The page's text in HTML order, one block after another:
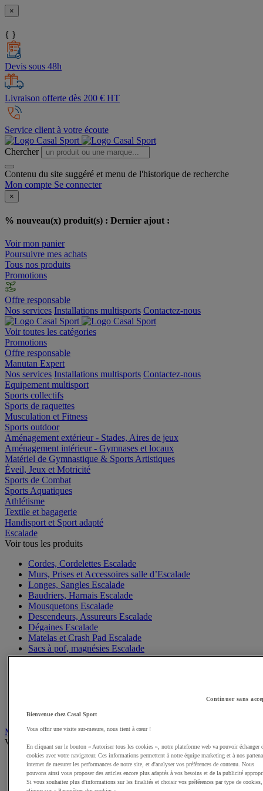
×
{ }
Devis sous 48h
Livraison offerte dès 200 € HT
Service client à votre écoute
Chercher
Contenu du site suggéré et menu de l'historique de recherche
Mon compte Se connecter
×
% nouveau(x) produit(s) : Dernier ajout :
Voir mon panier
Poursuivre mes achats
Tous nos produits
Promotions
Offre responsable
Nos services Installations multisports Contactez-nous
Voir toutes les catégories
Promotions
Offre responsable
Manutan Expert
Nos services Installations multisports Contactez-nous
Equipement multisport
Sports collectifs
Sports de raquettes
Musculation et Fitness
Sports outdoor
Aménagement extérieur - Stades, Aires de jeux
Aménagement intérieur - Gymnases et locaux
Matériel de Gymnastique & Sports Artistiques
Éveil, Jeux et Motricité
Sports de Combat
Sports Aquatiques
Athlétisme
Textile et bagagerie
Handisport et Sport adapté
Escalade
Voir tous les produits
Cordes, Cordelettes Escalade
Murs, Prises et Accessoires salle d’Escalade
Longes, Sangles Escalade
Baudriers, Harnais Escalade
Mousquetons Escalade
Descendeurs, Assureurs Escalade
Dégaines Escalade
Matelas et Crash Pad Escalade
Sacs à pof, magnésies Escalade
Casques Escalade
Sacs Escalade
Mobilité Urbaine
Voir tous les produits
Skateboards, rollers
Vélos
Casques Vélo
Continuer sans
Bienvenue chez Casal Sport
Vous offrir une visite sur-mesure, nous tient à cœur !
En cliquant sur le bouton « Autoriser tous les cookies », notre plateforme web va pouvoir échanger
cookies avec votre navigateur. Ces informations permettent à notre équipe marketing et à nos
internet de mesurer les performances de notre site, et d'analyser vos préférences de contenu. Nous
pouvons ainsi vous proposer des articles encore plus adaptés à vos besoins et de la publicité
Si vous souhaitez plus d'informations sur les finalités et choisir vos préférences par type de cookies,